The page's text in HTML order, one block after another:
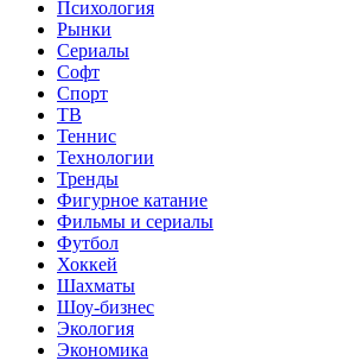
Психология
Рынки
Сериалы
Софт
Спорт
ТВ
Теннис
Технологии
Тренды
Фигурное катание
Фильмы и сериалы
Футбол
Хоккей
Шахматы
Шоу-бизнес
Экология
Экономика